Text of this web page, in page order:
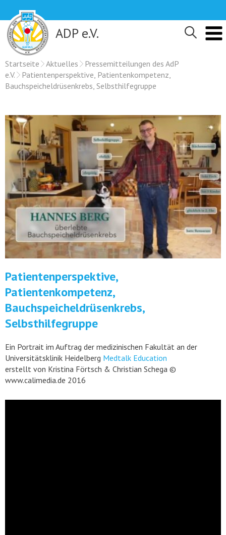
content
ADP e.V.
Startseite Aktuelles
Pressemitteilungen des AdP
e.V.
Patientenperspektive, Patientenkompetenz,
Bauchspeicheldrüsenkrebs, Selbsthilfegruppe
Patientenperspektive,
Patientenkompetenz,
Bauchspeicheldrüsenkrebs,
Selbsthilfegruppe
Ein Portrait im Auftrag der medizinischen Fakultät an der
Universitätsklinik Heidelberg Medtalk Education
erstellt von Kristina Förtsch & Christian Schega ©
www.calimedia.de 2016